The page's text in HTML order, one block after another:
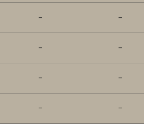
– –
– –
– –
– –